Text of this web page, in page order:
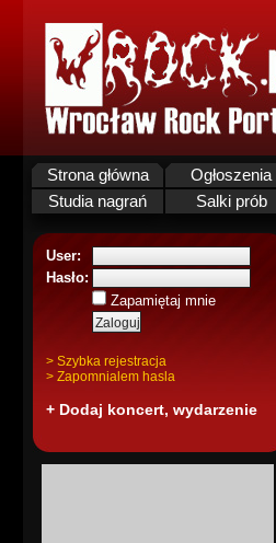
Strona główna Ogłoszenia
Studia nagrań
Salki prób
User:
Hasło:
Zapamiętaj mnie
> Szybka rejestracja
> Zapomnialem hasla
+ Dodaj koncert, wydarzenie